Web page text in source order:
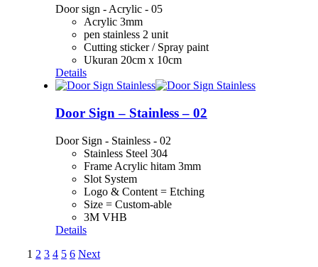
Door sign - Acrylic - 05
Acrylic 3mm
pen stainless 2 unit
Cutting sticker / Spray paint
Ukuran 20cm x 10cm
Details
Door Sign – Stainless – 02
Door Sign - Stainless - 02
Stainless Steel 304
Frame Acrylic hitam 3mm
Slot System
Logo & Content = Etching
Size = Custom-able
3M VHB
Details
1 2 3 4 5 6 Next